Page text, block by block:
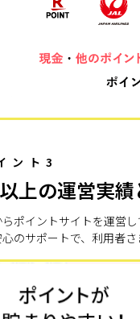
ント3
上の運営実績
らポイントサイトを運営
のサポートで、利用者さ